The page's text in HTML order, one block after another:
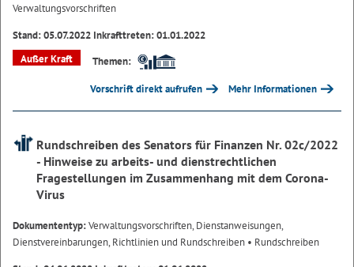
Verwaltungsvorschriften
Stand: 05.07.2022 Inkrafttreten: 01.01.2022
Außer Kraft
Themen:
Vorschrift direkt aufrufen Mehr Informationen
Rundschreiben des Senators für Finanzen Nr. 02c/2022
- Hinweise zu arbeits- und dienstrechtlichen
Fragestellungen im Zusammenhang mit dem Corona-
Virus
Dokumententyp:Verwaltungsvorschriften, Dienstanweisungen,
Dienstvereinbarungen, Richtlinien und Rundschreiben • Rundschreiben